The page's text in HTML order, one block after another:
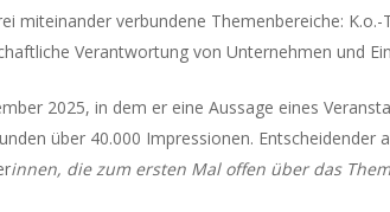
miteinander verbundene Themenbereiche:
Verantwortung von Unternehmen und
2025, in dem er eine Aussage eines
über 40.000 Impressionen. Entscheidender
innen, die zum ersten Mal offen über das